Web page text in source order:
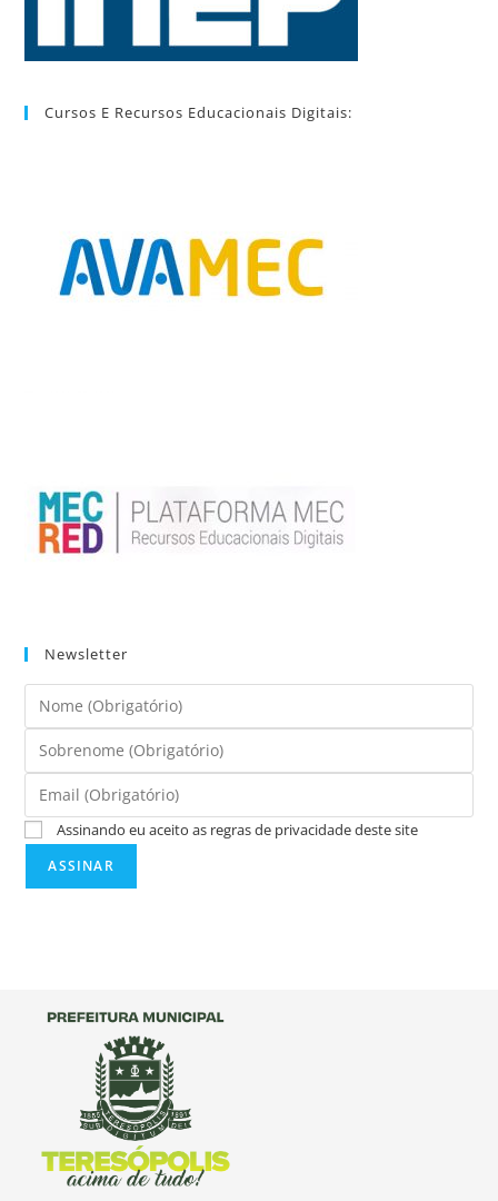
Cursos E Recursos Educacionais Digitais:
Newsletter
Assinando eu aceito as regras de privacidade deste site